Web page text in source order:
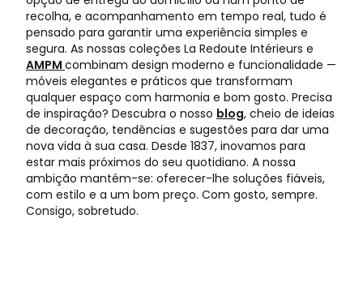
recolha, e acompanhamento em tempo real, tudo é
pensado para garantir uma experiência simples e
segura. As nossas coleções La Redoute Intérieurs e
AMPM combinam design moderno e funcionalidade —
móveis elegantes e práticos que transformam
qualquer espaço com harmonia e bom gosto. Precisa
de inspiração? Descubra o nosso blog, cheio de ideias
de decoração, tendências e sugestões para dar uma
nova vida à sua casa. Desde 1837, inovamos para
estar mais próximos do seu quotidiano. A nossa
ambição mantém-se: oferecer-lhe soluções fiáveis,
com estilo e a um bom preço. Com gosto, sempre.
Consigo, sobretudo.